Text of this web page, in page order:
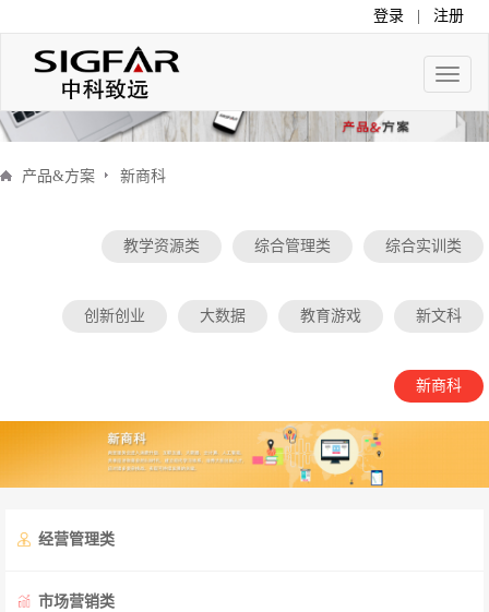
登录 注册
Toggle
产品&方案 新商科
综合实训类
综合管理类
教学资源类
新文科
教育游戏
大数据
创新创业
新商科
经营管理类
市场营销类